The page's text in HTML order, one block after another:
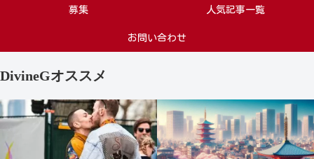
募集 人気記事一覧
お問い合わせ
DivineGオススメ